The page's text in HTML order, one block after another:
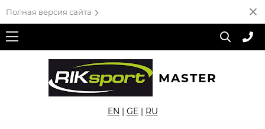
Полная версия сайта
MASTER
EN | GE| RU